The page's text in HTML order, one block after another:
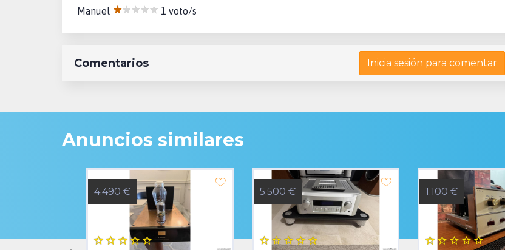
Manuel 1 voto/s
Inicia sesión para comentar
Comentarios
Anuncios similares
4.490 € 5.500 € 1.100 €